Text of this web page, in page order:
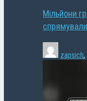
Мільйони
zapsich,